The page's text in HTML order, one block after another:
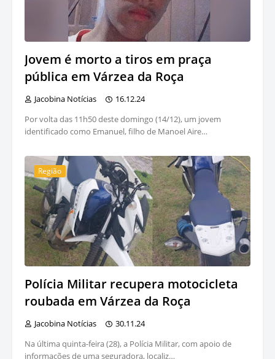
Jovem é morto a tiros em praça
pública em Várzea da Roça
Jacobina Notícias
16.12.24
Por volta das 11h50 deste domingo (14/12), um jovem
identificado como Emanuel, filho de Manoel Aire…
Região
Polícia Militar recupera motocicleta
roubada em Várzea da Roça
Jacobina Notícias
30.11.24
Na última quinta-feira (28), a Polícia Militar, com apoio de
informações de uma seguradora, localiz…